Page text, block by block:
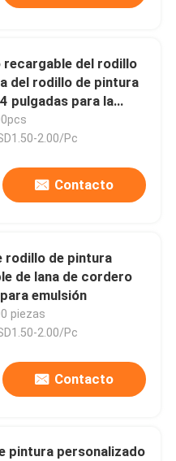
recargable del rodillo
del rodillo de pintura
pulgadas para la
2.00/Pc
Contacto
rodillo de pintura
de lana de cordero
emulsión
piezas
2.00/Pc
Contacto
pintura personalizado